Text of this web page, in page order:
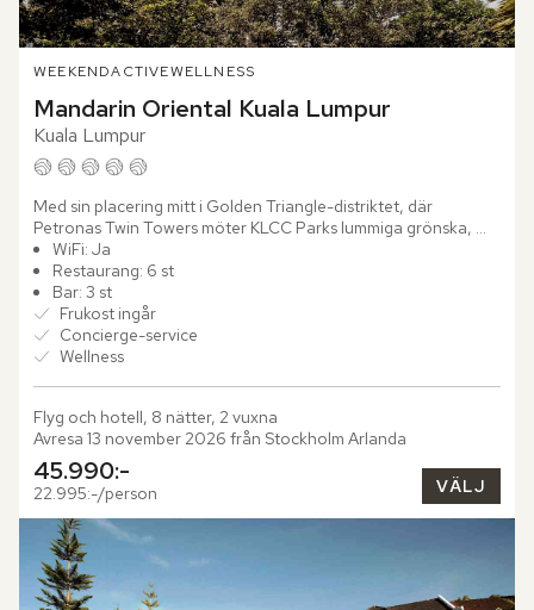
WEEKENDACTIVEWELLNESS
Mandarin Oriental Kuala Lumpur
Kuala Lumpur
Med sin placering mitt i Golden Triangle-distriktet, där
Petronas Twin Towers möter KLCC Parks lummiga grönska,
reser sig Mandarin Oriental Kuala Lumpur som en symbol för...
WiFi: Ja
Restaurang: 6 st
Bar: 3 st
Frukost ingår
Concierge-service
Wellness
Flyg och hotell, 8 nätter, 2 vuxna
Avresa 13 november 2026 från Stockholm Arlanda
45.990:-
22.995:-/person VÄLJ